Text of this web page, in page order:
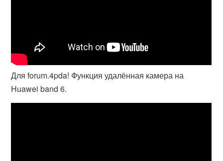
Для forum.4pda! Функция удалённая камера на
Huawei band 6.